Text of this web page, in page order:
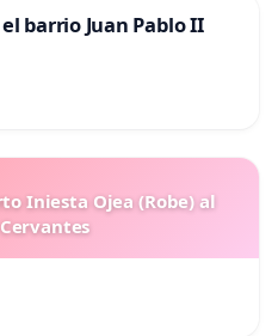
barrio Juan Pablo II
Iniesta Ojea (Robe) al